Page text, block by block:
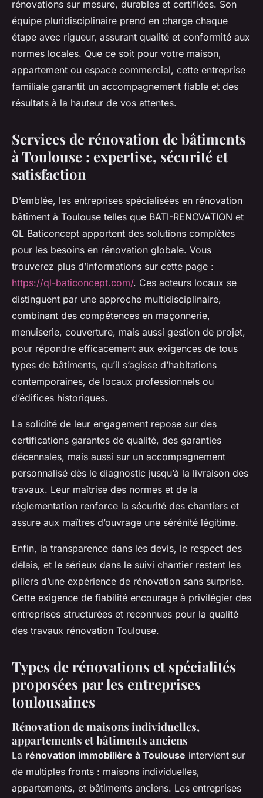
rénovations sur mesure, durables et certifiées. Son
équipe pluridisciplinaire prend en charge chaque
étape avec rigueur, assurant qualité et conformité aux
normes locales. Que ce soit pour votre maison,
appartement ou espace commercial, cette entreprise
familiale garantit un accompagnement fiable et des
résultats à la hauteur de vos attentes.
Services de rénovation de bâtiments
à Toulouse : expertise, sécurité et
satisfaction
D’emblée, les entreprises spécialisées en rénovation
bâtiment à Toulouse telles que BATI-RENOVATION et
QL Baticoncept apportent des solutions complètes
pour les besoins en rénovation globale. Vous
trouverez plus d’informations sur cette page :
https://ql-baticoncept.com/. Ces acteurs locaux se
distinguent par une approche multidisciplinaire,
combinant des compétences en maçonnerie,
menuiserie, couverture, mais aussi gestion de projet,
pour répondre efficacement aux exigences de tous
types de bâtiments, qu’il s’agisse d’habitations
contemporaines, de locaux professionnels ou
d’édifices historiques.
La solidité de leur engagement repose sur des
certifications garantes de qualité, des garanties
décennales, mais aussi sur un accompagnement
personnalisé dès le diagnostic jusqu’à la livraison des
travaux. Leur maîtrise des normes et de la
réglementation renforce la sécurité des chantiers et
assure aux maîtres d’ouvrage une sérénité légitime.
Enfin, la transparence dans les devis, le respect des
délais, et le sérieux dans le suivi chantier restent les
piliers d’une expérience de rénovation sans surprise.
Cette exigence de fiabilité encourage à privilégier des
entreprises structurées et reconnues pour la qualité
des travaux rénovation Toulouse.
Types de rénovations et spécialités
proposées par les entreprises
toulousaines
Rénovation de maisons individuelles,
appartements et bâtiments anciens
La rénovation immobilière à Toulouse intervient sur
de multiples fronts : maisons individuelles,
appartements, et bâtiments anciens. Les entreprises